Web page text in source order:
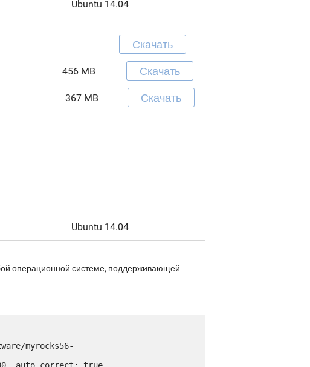
Ubuntu 14.04
Скачать
456 MB Скачать
367 MB Скачать
Ubuntu 14.04
операционной системе, поддерживающей